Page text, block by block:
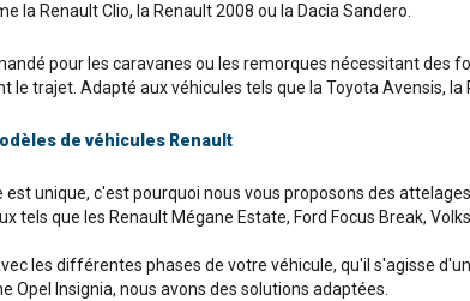
la Renault Clio, la Renault 2008 ou la Dacia Sandero.
pour les caravanes ou les remorques nécessitant
trajet. Adapté aux véhicules tels que la Toyota Avensis, la
de véhicules Renault
est unique, c'est pourquoi nous vous proposons des
tels que les Renault Mégane Estate, Ford Focus Break,
les différentes phases de votre véhicule, qu'il s'agisse
Opel Insignia, nous avons des solutions adaptées.